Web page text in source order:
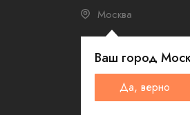
Москва
Ваш город
Да, верно
Schulthess